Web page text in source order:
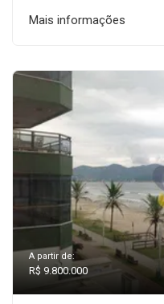
Mais informações
A partir de:
R$ 9.800.000